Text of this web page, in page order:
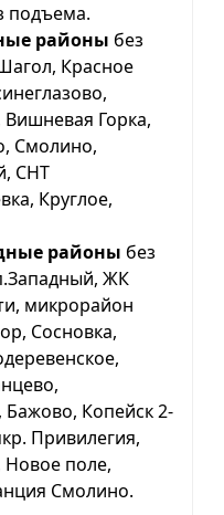
подъема.
районы без
Красное
Горка,
Смолино,
СНТ
Круглое,
районы без
ЖК
микрорайон
Сосновка,
Бажово, Копейск 2-
Привилегия,
поле,
Смолино.